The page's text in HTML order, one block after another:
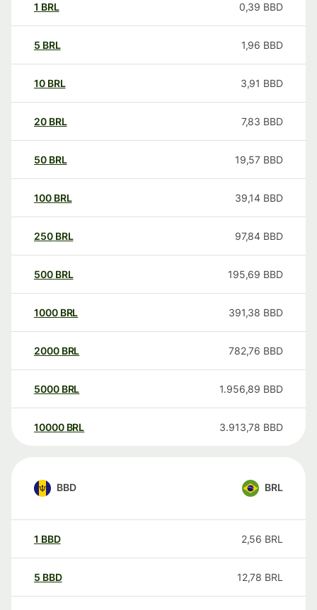
1 BRL 0,39 BBD
5 BRL 1,96 BBD
10 BRL 3,91 BBD
20 BRL 7,83 BBD
50 BRL 19,57 BBD
100 BRL 39,14 BBD
250 BRL 97,84 BBD
500 BRL 195,69 BBD
1000 BRL 391,38 BBD
2000 BRL 782,76 BBD
5000 BRL 1.956,89 BBD
10000 BRL 3.913,78 BBD
BBD BRL
1 BBD 2,56 BRL
5 BBD 12,78 BRL